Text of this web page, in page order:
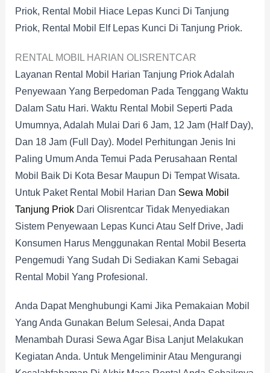
Priok, Rental Mobil Hiace Lepas Kunci Di Tanjung
Priok, Rental Mobil Elf Lepas Kunci Di Tanjung Priok.
RENTAL MOBIL HARIAN OLISRENTCAR
Layanan Rental Mobil Harian Tanjung Priok Adalah
Penyewaan Yang Berpedoman Pada Tenggang Waktu
Dalam Satu Hari. Waktu Rental Mobil Seperti Pada
Umumnya, Adalah Mulai Dari 6 Jam, 12 Jam (half Day),
Dan 18 Jam (full Day). Model Perhitungan Jenis Ini
Paling Umum Anda Temui Pada Perusahaan Rental
Mobil Baik Di Kota Besar Maupun Di Tempat Wisata.
Untuk Paket Rental Mobil Harian Dan Sewa Mobil
Tanjung PriokDari Olisrentcar Tidak Menyediakan
Sistem Penyewaan Lepas Kunci Atau Self Drive, Jadi
Konsumen Harus Menggunakan Rental Mobil Beserta
Pengemudi Yang Sudah Di Sediakan Kami Sebagai
Rental Mobil Yang Profesional.
Anda Dapat Menghubungi Kami Jika Pemakaian Mobil
Yang Anda Gunakan Belum Selesai, Anda Dapat
Menambah Durasi Sewa Agar Bisa Lanjut Melakukan
Kegiatan Anda. Untuk Mengeliminir Atau Mengurangi